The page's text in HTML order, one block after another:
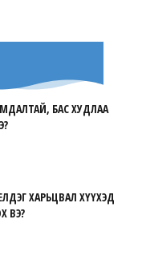
БАС ХУДЛАА
ХАРЬЦВАЛ ХҮҮХЭД
ВЭ?